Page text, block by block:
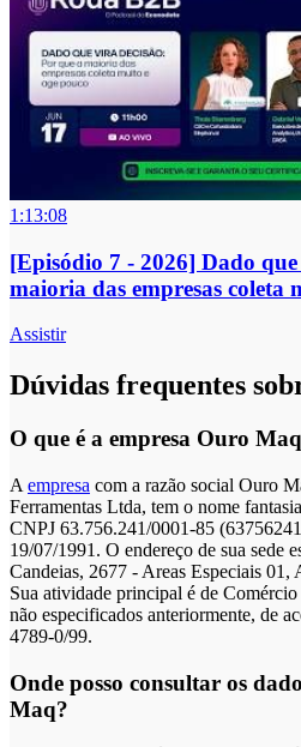
1:13:08
[Episódio 7 - 2026] Dado
maioria das empresas coleta
Assistir
Dúvidas frequentes
O que é a empresa Ouro
A empresa com a razão social Ouro
Ferramentas Ltda, tem o nome
CNPJ 63.756.241/0001-85
19/07/1991. O endereço de sua sede
Candeias, 2677 - Areas Especiais
Sua atividade principal é de
não especificados anteriormente, de
4789-0/99.
Onde posso consultar os
Maq?